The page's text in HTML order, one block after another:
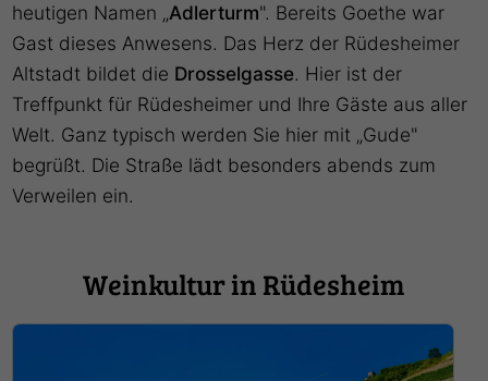
heutigen Namen „Adlerturm". Bereits Goethe war
Gast dieses Anwesens. Das Herz der Rüdesheimer
Altstadt bildet die Drosselgasse. Hier ist der
Treffpunkt für Rüdesheimer und Ihre Gäste aus aller
Welt. Ganz typisch werden Sie hier mit „Gude"
begrüßt. Die Straße lädt besonders abends zum
Verweilen ein.
Weinkultur in Rüdesheim